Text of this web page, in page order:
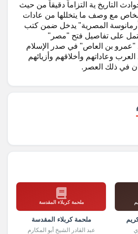
التاريخ ية التزاماً دقيقاً من حيث
مع وصف ما يتخللها من عادات
المصرية" يدخل ضمن كتب
على تفاصيل فتح "مصر"
"عمرو بن العاص" في صدر الإسلام
وعاداتهم وأخلاقهم وأزيائهم
في ذلك العصر.
ملحمة كربلاء المقدسة
ملحمة كربلاء المقدسة
عبد القادر الشيخ أبو المكارم